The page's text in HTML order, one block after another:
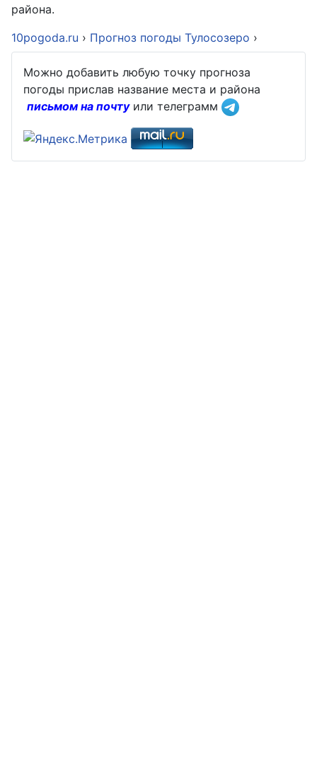
района.
10pogoda.ru › Прогноз погоды Тулосозеро ›
Можно добавить любую точку прогноза
погоды прислав название места и района
письмом на почтуили телеграмм